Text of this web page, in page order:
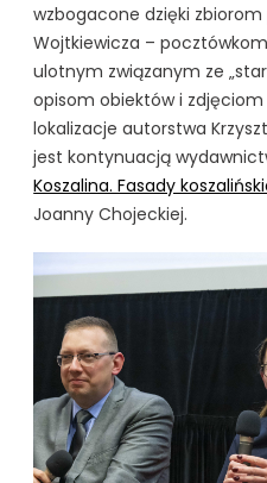
wzbogacone dzięki
Wojtkiewicza –
ulotnym związanym ze
opisom obiektów i
lokalizacje autorstwa
jest kontynuacją
Koszalina. Fasady
Joanny Chojeckiej.